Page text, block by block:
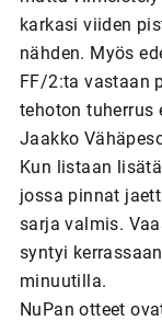
karkasi viiden
nähden. Myös
FF/2:ta vastaan
tehoton tuherrus
Jaakko
Kun listaan
jossa pinnat
sarja valmis.
syntyi
minuutilla.
NuPan otteet